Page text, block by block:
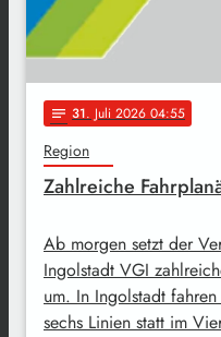
notes 31. Juli 2026 04:55
Region
Zahlreiche
Ab morgen setzt der
Ingolstadt VGI
um. In Ingolstadt
sechs Linien statt im